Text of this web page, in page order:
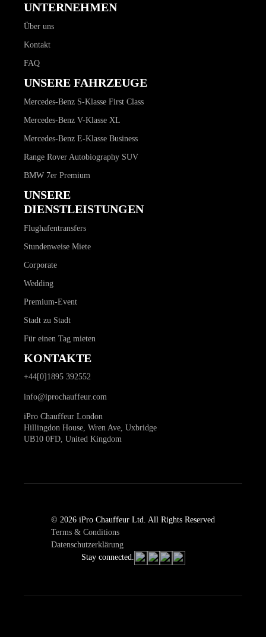
UNTERNEHMEN
Über uns
Kontakt
FAQ
UNSERE FAHRZEUGE
Mercedes-Benz S-Klasse First Class
Mercedes-Benz V-Klasse XL
Mercedes-Benz E-Klasse Business
Range Rover Autobiography SUV
BMW 7er Premium
UNSERE
DIENSTLEISTUNGEN
Flughafentransfers
Stundenweise Miete
Corporate
Wedding
Premium-Event
Stadt zu Stadt
Für einen Tag mieten
KONTAKTE
+44[0]1895 392552
info@iprochauffeur.com
iPro Chauffeur London
Hillingdon House, Wren Ave, Uxbridge
UB10 0FD, United Kingdom
© 2026 iPro Chauffeur Ltd. All Rights Reserved
Terms & Conditions
Datenschutzerklärung
Stay connected.